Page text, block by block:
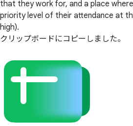
that they work for, and a place
priority level of their attendance at
high).
クリップボードにコピーしました。